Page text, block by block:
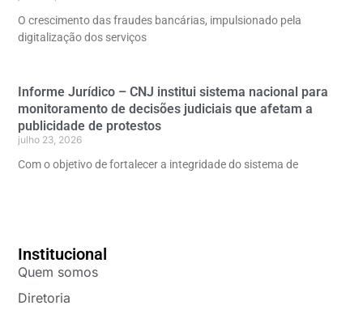
O crescimento das fraudes bancárias, impulsionado pela
digitalização dos serviços
Informe Jurídico – CNJ institui sistema nacional para
monitoramento de decisões judiciais que afetam a
publicidade de protestos
julho 23, 2026
Com o objetivo de fortalecer a integridade do sistema de
Institucional
Quem somos
Diretoria